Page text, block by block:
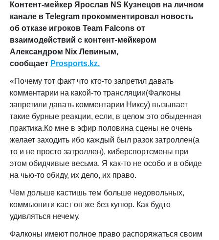
Контент-мейкер Ярослав NS Кузнецов на личном
канале в Telegram прокомментировал новость
об отказе игроков Team Falcons от
взаимодействий с контент-мейкером
Александром Nix Левиным,
сообщает Prosports.kz.
«Почему тот факт что кто-то запретил давать
комментарии на какой-то трансляции(Фалконы
запретили давать комментарии Никсу) вызывает
такие бурные реакции, если, в целом это обыденная
практика.Ко мне в эфир половина сцены не очень
желает заходить ибо каждый был разок затроллен(а
то и не просто затроллен), киберспортсмены при
этом обидчивые весьма. Я как-то не особо и в обиде
на чью-то обиду, их дело, их право.
Чем дольше кастишь тем больше недовольных,
коммьюнити каст он же без купюр. Как будто
удивляться нечему.
Фалконы имеют полное право распоряжаться своим